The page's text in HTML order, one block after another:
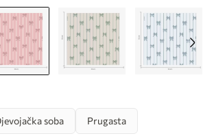
soba Prugasta